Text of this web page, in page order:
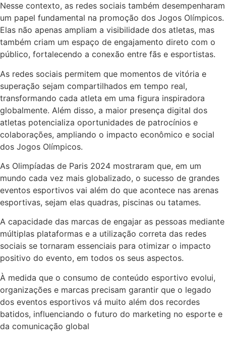
Nesse contexto, as redes sociais também desempenharam
um papel fundamental na promoção dos Jogos Olímpicos.
Elas não apenas ampliam a visibilidade dos atletas, mas
também criam um espaço de engajamento direto com o
público, fortalecendo a conexão entre fãs e esportistas.
As redes sociais permitem que momentos de vitória e
superação sejam compartilhados em tempo real,
transformando cada atleta em uma figura inspiradora
globalmente. Além disso, a maior presença digital dos
atletas potencializa oportunidades de patrocínios e
colaborações, ampliando o impacto econômico e social
dos Jogos Olímpicos.
As Olimpíadas de Paris 2024 mostraram que, em um
mundo cada vez mais globalizado, o sucesso de grandes
eventos esportivos vai além do que acontece nas arenas
esportivas, sejam elas quadras, piscinas ou tatames.
A capacidade das marcas de engajar as pessoas mediante
múltiplas plataformas e a utilização correta das redes
sociais se tornaram essenciais para otimizar o impacto
positivo do evento, em todos os seus aspectos.
À medida que o consumo de conteúdo esportivo evolui,
organizações e marcas precisam garantir que o legado
dos eventos esportivos vá muito além dos recordes
batidos, influenciando o futuro do marketing no esporte e
da comunicação global